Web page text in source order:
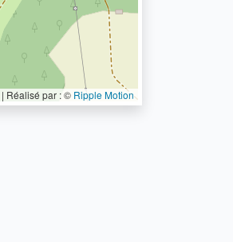
| Réalisé par : © Ripple Motion